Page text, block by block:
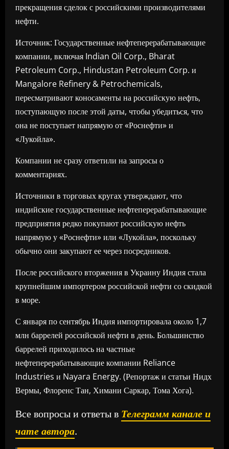
прекращения сделок с российскими производителями
нефти.
Источник: Государственные нефтеперерабатывающие
компании, включая Indian Oil Corp., Bharat
Petroleum Corp., Hindustan Petroleum Corp. и
Mangalore Refinery & Petrochemicals,
пересматривают коносаменты на российскую нефть,
поступающую после этой даты, чтобы убедиться, что
она не поступает напрямую от «Роснефти» и
«Лукойла».
Компании не сразу ответили на запросы о
комментариях.
Источники в торговых кругах утверждают, что
индийские государственные нефтеперерабатывающие
предприятия редко покупают российскую нефть
напрямую у «Роснефти» или «Лукойла», поскольку
обычно они закупают ее через посредников.
После российского вторжения в Украину Индия стала
крупнейшим импортером российской нефти со скидкой
в море.
С января по сентябрь Индия импортировала около 1,7
млн баррелей российской нефти в день. Большинство
баррелей приходилось на частные
нефтеперерабатывающие компании Reliance
Industries и Nayara Energy. (Репортаж и статьи Нидх
Вермы, Флоренс Тан, Химани Саркар, Тома Хога).
Все вопросы и ответы в Телеграмм канале и
чате автора.